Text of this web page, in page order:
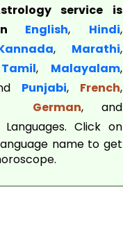
service is
English, Hindi,
, Marathi,
Tamil, Malayalam,
Punjabi, French,
German, and
Languages. Click on
name to get